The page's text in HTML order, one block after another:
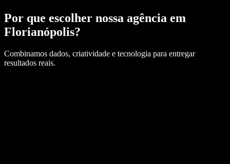
Por que escolher nossa agência em
Florianópolis?
Combinamos dados, criatividade e tecnologia para entregar
resultados reais.